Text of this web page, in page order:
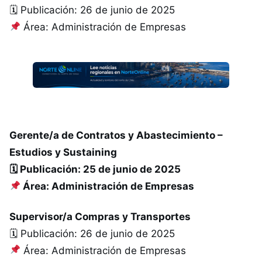
🗓 Publicación: 26 de junio de 2025
Área: Administración de Empresas
Gerente/a de Contratos y Abastecimiento –
Estudios y Sustaining
🗓 Publicación: 25 de junio de 2025
Área: Administración de Empresas
Supervisor/a Compras y Transportes
🗓 Publicación: 26 de junio de 2025
Área: Administración de Empresas